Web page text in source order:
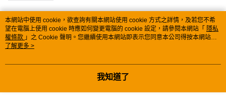
熱門標籤
本網站中使用 cookie，欲查詢有關本網站使用 cookie 方式之詳情，及若您不希
望在電腦上使用 cookie 時應如何變更電腦的 cookie 設定，請參閱本網站「 隱私
權條款 」之 Cookie 聲明。您繼續使用本網站即表示您同意本公司得按本網站使
用條款之 Cookie 聲明使用 cookie。
了解更多 >
我知道了